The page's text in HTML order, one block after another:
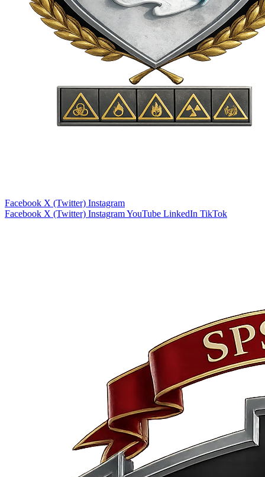
Facebook X (Twitter) Instagram
Facebook X (Twitter) InstagramYouTube LinkedIn TikTok